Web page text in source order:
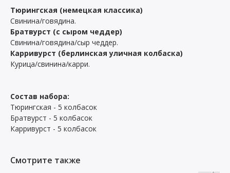
Тюрингская (немецкая классика)
Свинина/говядина.
Братвурст (с сыром чеддер)
Свинина/говядина/сыр чеддер.
Карривурст (берлинская уличная колбаска)
Курица/свинина/карри.
Состав набора:
Тюрингская - 5 колбасок
Братвурст - 5 колбасок
Карривурст - 5 колбасок
Смотрите также